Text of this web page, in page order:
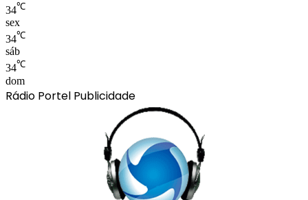
34℃
sex
34℃
sáb
34℃
dom
Rádio Portel Publicidade